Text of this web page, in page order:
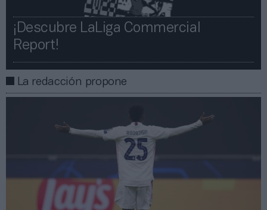
¡Descubre LaLiga Commercial
Report!​​
La redacción propone